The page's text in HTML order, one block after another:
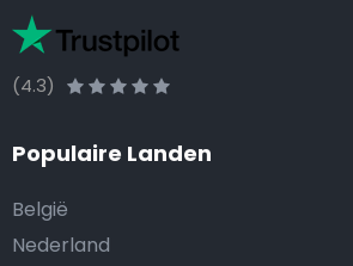
(4.3)
Populaire Landen
België
Nederland